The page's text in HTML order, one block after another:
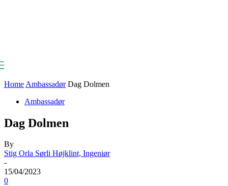
Home Ambassadør Dag Dolmen
Ambassadør
Dag Dolmen
By
Stig Orla Sørli Højklint, Ingeniør
-
15/04/2023
0